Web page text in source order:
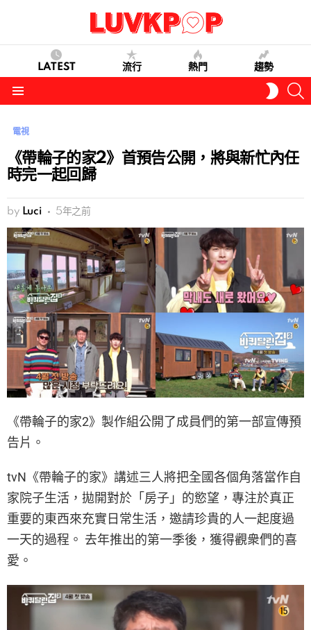
LATEST 流行 熱門 趨勢
SKIN
電視
《帶輪子的家2》首預告公開，將與新忙內任
時完一起回歸
by Luci 5年之前
《帶輪子的家2》製作組公開了成員們的第一部宣傳預
告片。
tvN《帶輪子的家》講述三人將把全國各個角落當作自
家院子生活，拋開對於「房子」的慾望，專注於真正
重要的東西來充實日常生活，邀請珍貴的人一起度過
一天的過程。 去年推出的第一季後，獲得觀衆們的喜
愛。